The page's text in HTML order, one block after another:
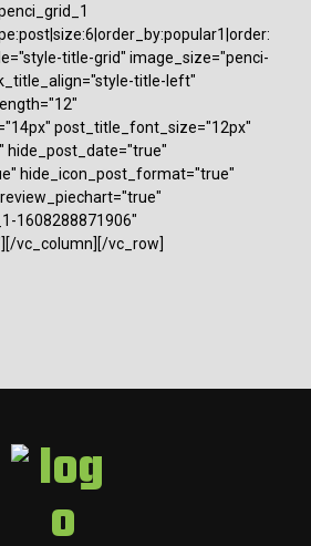
title-grid" image_size="penci-
title-left"
post_title_font_size="12px"
hide_post_date="true"
hide_icon_post_format="true"
1608288871906"
vc_column][/vc_row]